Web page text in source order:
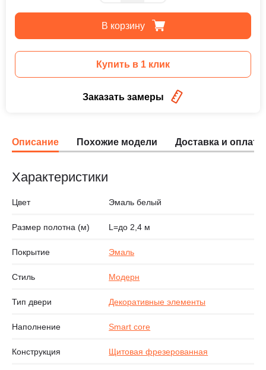
В корзину
Купить в 1 клик
Заказать замеры
Описание Похожие модели Доставка и оплата
Характеристики
Цвет Эмаль белый
Размер полотна (м) L=до 2,4 м
Покрытие Эмаль
Стиль Модерн
Тип двери Декоративные элементы
Наполнение Smart core
Конструкция Щитовая фрезерованная